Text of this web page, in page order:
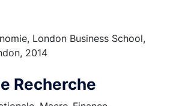
London Business School,
2014
Recherche